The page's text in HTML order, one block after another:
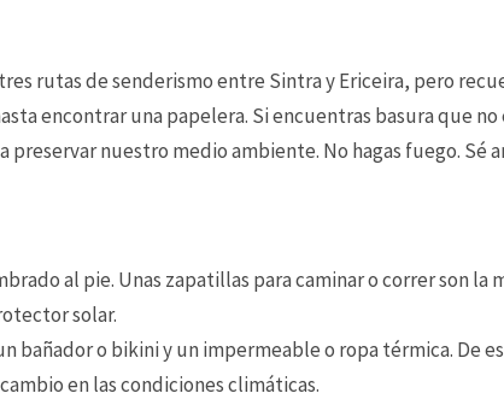
rutas de senderismo entre Sintra y Ericeira, pero
encontrar una papelera. Si encuentras basura que
nuestro medio ambiente. No hagas fuego. Sé
al pie. Unas zapatillas para caminar o correr son la
solar.
bañador o bikini y un impermeable o ropa térmica. De
en las condiciones climáticas.